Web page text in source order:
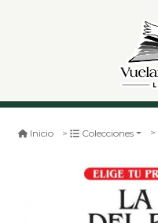
Inicio Colecciones